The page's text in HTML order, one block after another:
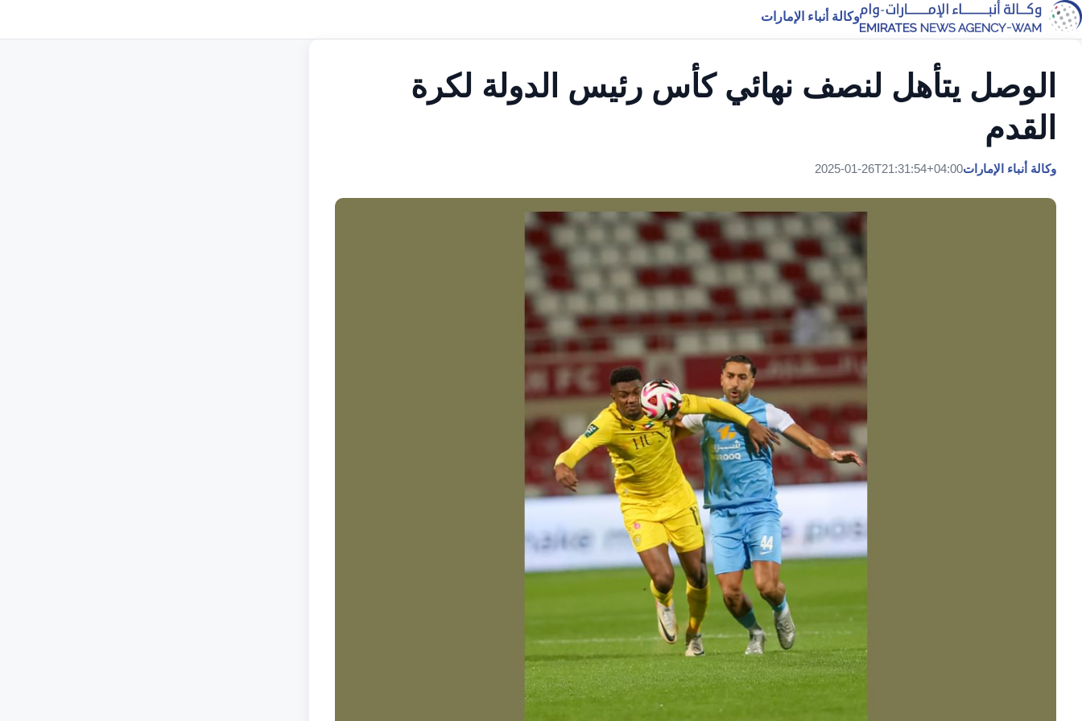
وكالة أنباء الإمارات
الوصل يتأهل لنصف نهائي كأس رئيس الدولة لكرة
القدم
وكالة أنباء الإمارات2025-01-26T21:31:54+04:00